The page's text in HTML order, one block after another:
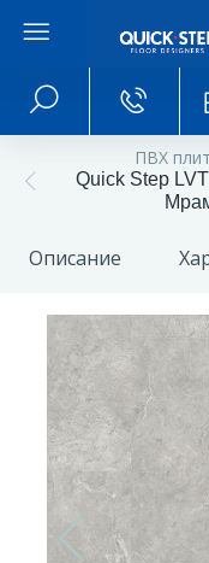
ПВХ
Quick Step
Описание
Главное меню
Главная
О магазине
Акции и скидки
Статьи и обзоры
Фотогалерея